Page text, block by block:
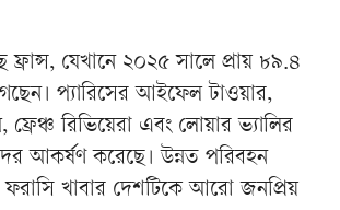
ফ্রান্স, যেখানে ২০২৫ সালে প্রায় ৮৯.৪
প্যারিসের আইফেল টাওয়ার,
রিভিয়েরা এবং লোয়ার ভ্যালির
আকর্ষণ করেছে। উন্নত পরিবহন
ফরাসি খাবার দেশটিকে আরো জনপ্রিয়